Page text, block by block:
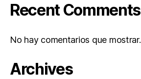
Recent Comments
No hay comentarios que mostrar.
Archives